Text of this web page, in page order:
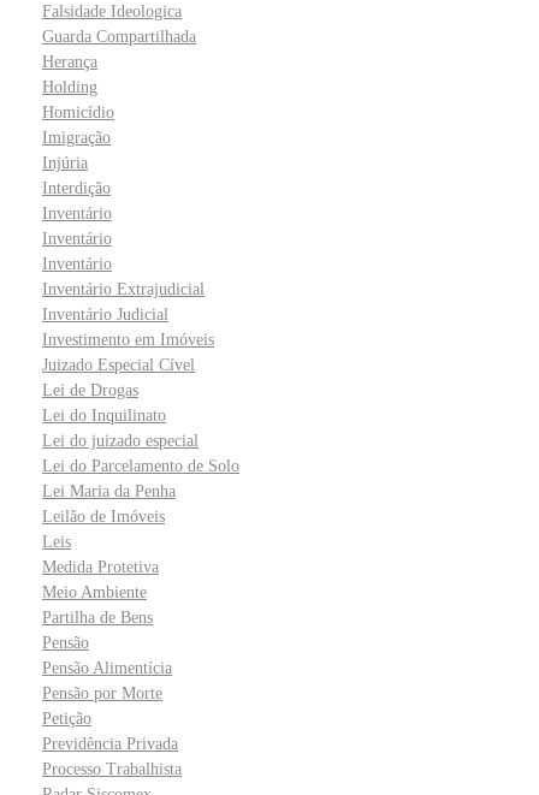
Falsidade Ideologica
Guarda Compartilhada
Herança
Holding
Homicídio
Imigração
Injúria
Interdição
Inventário
Inventário
Inventário
Inventário Extrajudicial
Inventário Judicial
Investimento em Imóveis
Juizado Especial Cível
Lei de Drogas
Lei do Inquilinato
Lei do juizado especial
Lei do Parcelamento de Solo
Lei Maria da Penha
Leilão de Imóveis
Leis
Medida Protetiva
Meio Ambiente
Partilha de Bens
Pensão
Pensão Alimentícia
Pensão por Morte
Petição
Previdência Privada
Processo Trabalhista